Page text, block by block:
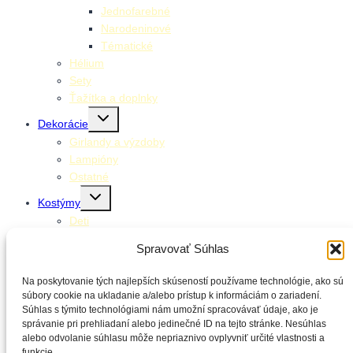
Spravovať Súhlas
Na poskytovanie tých najlepších skúseností používame technológie, ako sú
súbory cookie na ukladanie a/alebo prístup k informáciám o zariadení.
Súhlas s týmito technológiami nám umožní spracovávať údaje, ako je
správanie pri prehliadaní alebo jedinečné ID na tejto stránke. Nesúhlas
alebo odvolanie súhlasu môže nepriaznivo ovplyvniť určité vlastnosti a
Jednofarebné
Narodeninové
Tématické
Hélium
Sety
Ťažítka a doplnky
Dekorácie
Toggle
menu
Girlandy a výzdoby
Lampióny
Ostatné
Kostýmy
Toggle
menu
Deti
Doplnky ku kostýmom
Stolovanie child
menu
Klobúčiky
Obrúsky
Obrusy